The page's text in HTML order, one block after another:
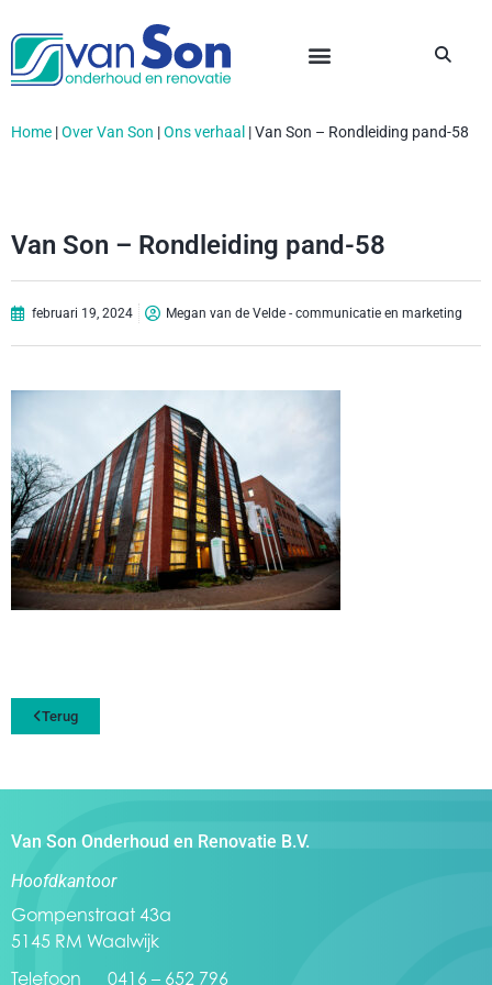
Home |Over Van Son |Ons verhaal |Van Son – Rondleiding pand-58
Van Son – Rondleiding pand-58
februari 19, 2024 Megan van de Velde - communicatie en marketing
Terug
Van Son Onderhoud en Renovatie B.V.
Hoofdkantoor
Gompenstraat 43a
5145 RM Waalwijk
Telefoon 0416 – 652 796